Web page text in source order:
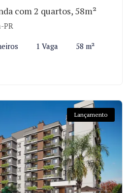
com 2 quartos, 58m²
PR
1 Vaga 58 m²
Lançamento